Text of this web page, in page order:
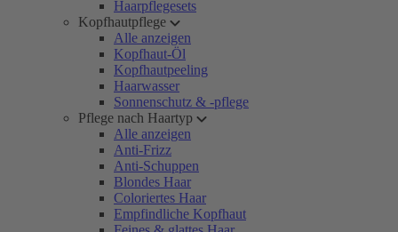
Haarpflegesets
Kopfhautpflege
Alle anzeigen
Kopfhaut-Öl
Kopfhautpeeling
Haarwasser
Sonnenschutz & -pflege
Pflege nach Haartyp
Alle anzeigen
Anti-Frizz
Anti-Schuppen
Blondes Haar
Coloriertes Haar
Empfindliche Kopfhaut